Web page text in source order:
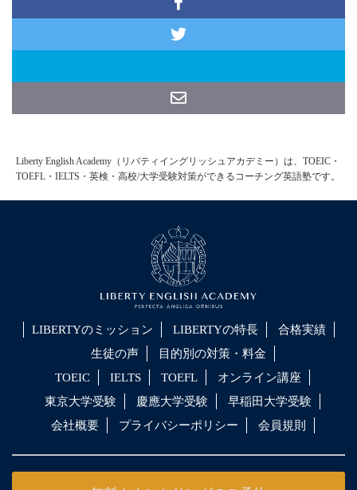
Liberty English Academy（リバティイングリッシュアカデミー）は、TOEIC・
TOEFL・IELTS・英検・高校/大学受験対策ができるコーチング英語塾です。
LIBERTYのミッション LIBERTYの特長
合格実績
生徒の声
目的別の対策・料金
TOEIC
IELTS TOEFL
オンライン講座
東京大学受験
慶應大学受験
早稲田大学受験
会社概要
プライバシーポリシー 会員規則